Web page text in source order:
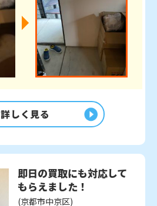
詳しく見る
即日の買取にも対応して
もらえました！
(京都市中京区)